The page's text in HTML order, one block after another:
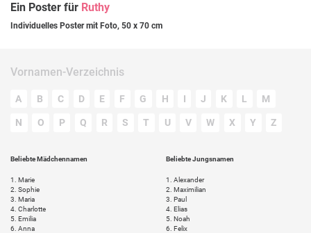
Ein Poster für Ruthy
Individuelles Poster mit Foto, 50 x 70 cm
Vornamen-Verzeichnis
A B C D E F G H I J K L M
N O P Q R S T U V W X Y Z
Beliebte Mädchennamen
1.
Marie
2. Sophie
3. Maria
4. Charlotte
5. Emilia
6. Anna
Beliebte Jungsnamen
1.
Alexander
2. Maximilian
3. Paul
4. Elias
5. Noah
6. Felix